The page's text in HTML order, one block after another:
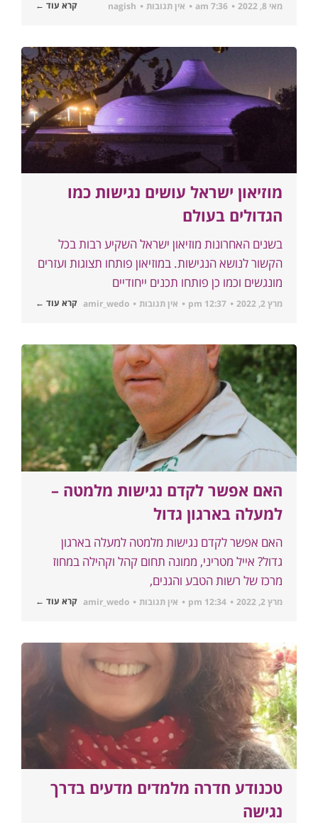
מאי 8, 2022 7:36 am אין תגובות nagish קרא עוד ←
מוזיאון ישראל עושים נגישות כמו
הגדולים בעולם
בשנים האחרונות מוזיאון ישראל השקיע רבות בכל
הקשור לנושא הנגישות. במוזיאון פותחו תצוגות ועזרים
מונגשים וכמו כן פותחו תכנים ייחודיים
מרץ 2, 2022 12:37 pm אין תגובות amir_wedo קרא עוד ←
האם אפשר לקדם נגישות מלמטה –
למעלה בארגון גדול
האם אפשר לקדם נגישות מלמטה למעלה בארגון
גדול? אייל מטריני, ממונה תחום קהל וקהילה במחוז
מרכז של רשות הטבע והגנים,
מרץ 2, 2022 12:34 pm אין תגובות amir_wedo קרא עוד ←
טכנודע חדרה מלמדים מדעים בדרך
נגישה